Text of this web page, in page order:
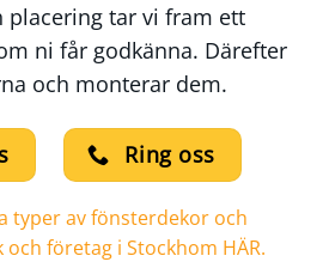
placering tar vi fram ett
ni får godkänna. Därefter
och monterar dem.
Ring oss
typer av fönsterdekor och
företag i Stockhom HÄR.